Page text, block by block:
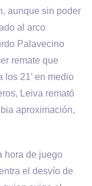
aunque sin poder
al arco
Palavecino
remate que
los 21’ en medio
Leiva remató
aproximación,
hora de juego
el desvío de